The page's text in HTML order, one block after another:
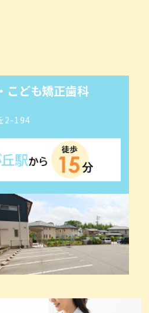
こども矯正歯科
2-194